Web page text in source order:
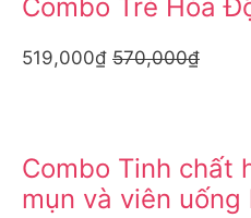
Combo Trẻ Hóa
519,000₫ 570,000₫
Combo Tinh chất
mụn và viên uống